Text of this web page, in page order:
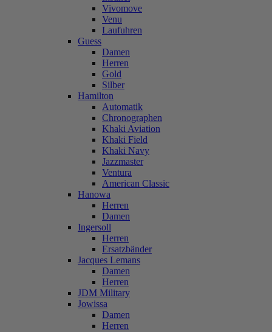
Vivomove
Venu
Laufuhren
Guess
Damen
Herren
Gold
Silber
Hamilton
Automatik
Chronographen
Khaki Aviation
Khaki Field
Khaki Navy
Jazzmaster
Ventura
American Classic
Hanowa
Herren
Damen
Ingersoll
Herren
Ersatzbänder
Jacques Lemans
Damen
Herren
JDM Military
Jowissa
Damen
Herren